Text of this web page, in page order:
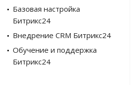
Базовая настройка
Битрикс24
Внедрение CRM Битрикс24
Обучение и поддержка
Битрикс24